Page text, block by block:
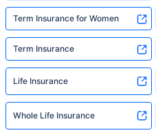
Term Insurance for Women
Term Insurance
Life Insurance
Whole Life Insurance
महिना, 1 कोटीच्या टर्म लाइफ विम्यासाठी सुरुवातीची किंमत
व्यक्तीसाठी, 56 वर्षे वयापर्यंत कव्हर।